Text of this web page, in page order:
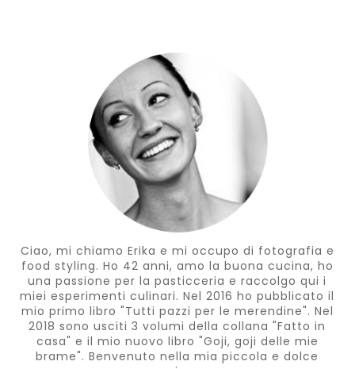
Ciao, mi chiamo Erika e mi occupo di fotografia e
food styling. Ho 42 anni, amo la buona cucina, ho
una passione per la pasticceria e raccolgo qui i
miei esperimenti culinari. Nel 2016 ho pubblicato il
mio primo libro "Tutti pazzi per le merendine". Nel
2018 sono usciti 3 volumi della collana "Fatto in
casa" e il mio nuovo libro "Goji, goji delle mie
brame". Benvenuto nella mia piccola e dolce